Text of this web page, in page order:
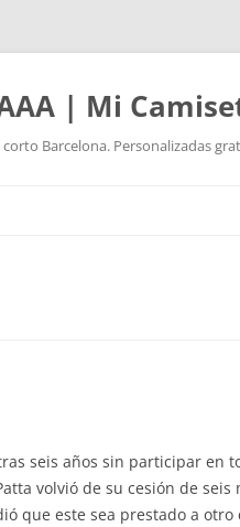
| Mi
Barcelona. Personalizadas
seis años sin participar en
volvió de su cesión de seis
que este sea prestado a otro